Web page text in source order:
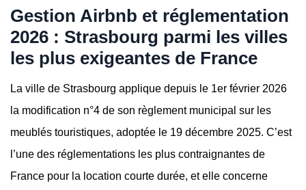
Gestion Airbnb et réglementation
2026 : Strasbourg parmi les villes
les plus exigeantes de France
La ville de Strasbourg applique depuis le 1er février 2026
la modification n°4 de son règlement municipal sur les
meublés touristiques, adoptée le 19 décembre 2025. C’est
l’une des réglementations les plus contraignantes de
France pour la location courte durée, et elle concerne